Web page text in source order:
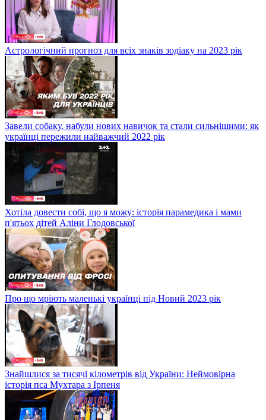
Астрологічний прогноз для всіх знаків зодіаку на 2023 рік
Завели собаку, набули нових навичок та стали сильнішими: як
українці пережили найважчий 2022 рік
Хотіла довести собі, що я можу: історія парамедика і мами
п'ятьох дітей Аліни Глодовської
Про що мріють маленькі українці під Новий 2023 рік
Знайшлися за тисячі кілометрів від України: Неймовірна
історія пса Мухтара з Ірпеня